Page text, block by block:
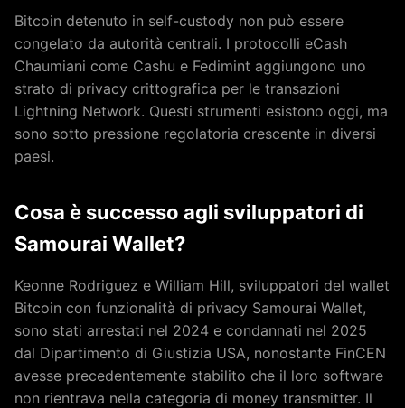
Bitcoin detenuto in self-custody non può essere
congelato da autorità centrali. I protocolli eCash
Chaumiani come Cashu e Fedimint aggiungono uno
strato di privacy crittografica per le transazioni
Lightning Network. Questi strumenti esistono oggi, ma
sono sotto pressione regolatoria crescente in diversi
paesi.
Cosa è successo agli sviluppatori di
Samourai Wallet?
Keonne Rodriguez e William Hill, sviluppatori del wallet
Bitcoin con funzionalità di privacy Samourai Wallet,
sono stati arrestati nel 2024 e condannati nel 2025
dal Dipartimento di Giustizia USA, nonostante FinCEN
avesse precedentemente stabilito che il loro software
non rientrava nella categoria di money transmitter. Il